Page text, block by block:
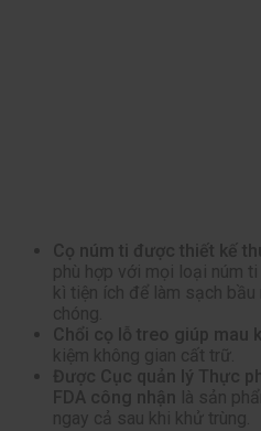
Cọ núm ti được thiết kế
phù hợp với mọi loại núm
kì tiện ích để làm sạch bầu
chóng.
Chổi cọ lỗ treo giúp mau
kiệm không gian cất trữ.
Được Cục quản lý Thực
FDA công nhận
là sản
ngay cả sau khi khử trùng.